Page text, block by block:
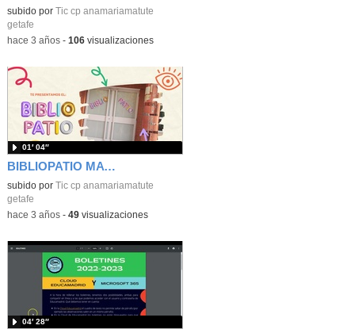
subido por Tic cp anamariamatute
getafe
-hace 3 años- 106visualizaciones
BIBLIOPATIO MATUTE
subido por Tic cp anamariamatute
getafe
01′ 04″
-hace 3 años- 49visualizaciones
04′ 28″